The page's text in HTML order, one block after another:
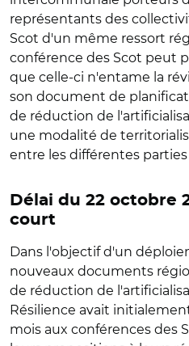
représentants des
Scot d'un même ressort
conférence des Scot peut
que celle-ci n'entame la
son document de
de réduction de
une modalité de
entre les différentes
Délai du 22 octobre
court
Dans l'objectif d'un
nouveaux documents
de réduction de
Résilience avait
mois aux conférences des